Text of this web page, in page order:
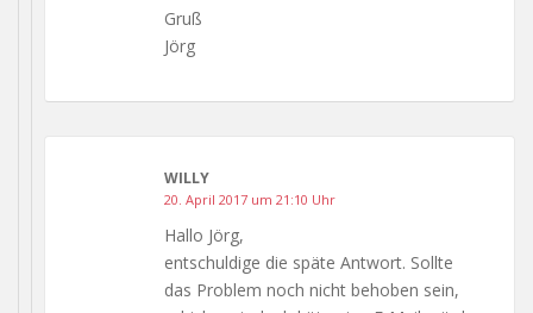
Gruß
Jörg
WILLY
20. April 2017 um 21:10 Uhr
Hallo Jörg,
entschuldige die späte Antwort. Sollte
das Problem noch nicht behoben sein,